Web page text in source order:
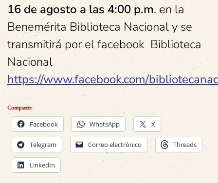
16 de agosto a las 4:00 p.m. en la
Benemérita Biblioteca Nacional y se
transmitirá por el facebook Biblioteca
Nacional
https://www.facebook.com/
Compartir:
Facebook WhatsApp X
Telegram Correo electrónico Threads
LinkedIn